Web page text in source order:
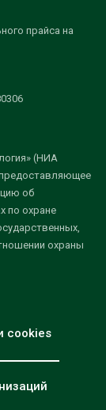
прайса на
(НИА
предоставляющее
об
по охране
охраны
cookies